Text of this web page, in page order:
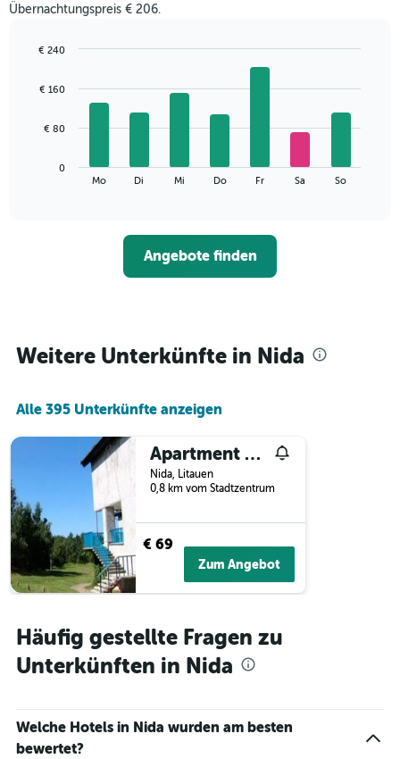
Übernachtungspreis € 206.
with
bars.
folgende
durchschnittlichen
jeweiligen
Wochentag.
hat
die
Wochentage
anzeigt.
Das
Diagramm
hat
Achse,
den
anzeigt.
Mo Di Mi Do Fr Sa So
0
€ 80
€ 160
€ 240
Angebote finden
Weitere Unterkünfte in Nida
Alle 395 Unterkünfte anzeigen
Apartment Juros Melis
Nida, Litauen
0,8 km vom Stadtzentrum
€ 69
Zum Angebot
Häufig gestellte Fragen zu
Unterkünften in Nida
Welche Hotels in Nida wurden am besten
bewertet?